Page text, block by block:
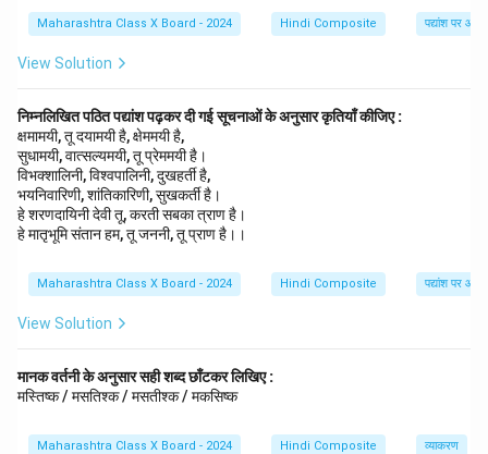
Maharashtra Class X Board - 2024 Hindi Composite पद्यांश पर
View Solution
निम्नलिखित पठित पद्यांश पढ़कर दी गई सूचनाओं के अनुसार कृतियाँ कीजिए :
क्षमामयी, तू दयामयी है, क्षेममयी है,
सुधामयी, वात्सल्यमयी, तू प्रेममयी है।
विभक्शालिनी, विश्वपालिनी, दुखहर्ती है,
भयनिवारिणी, शांतिकारिणी, सुखकर्ती है।
हे शरणदायिनी देवी तू, करती सबका त्राण है।
हे मातृभूमि संतान हम, तू जननी, तू प्राण है।।
Maharashtra Class X Board - 2024 Hindi Composite पद्यांश पर
View Solution
मानक वर्तनी के अनुसार सही शब्द छाँटकर लिखिए :
मस्तिष्क / मसतिश्क / मसतीश्क / मकसिष्क
Maharashtra Class X Board - 2024 Hindi Composite व्याकरण